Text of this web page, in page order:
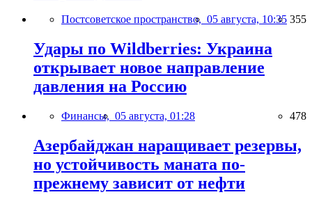
Постсоветское пространство, 05 августа, 10:35 355
Удары по Wildberries: Украина
открывает новое направление
давления на Россию
Финансы, 05 августа, 01:28 478
Азербайджан наращивает резервы,
но устойчивость маната по-
прежнему зависит от нефти